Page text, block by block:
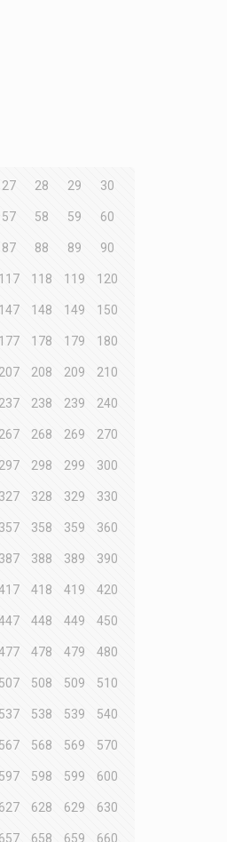
27 28 29 30
57 58 59 60
87 88 89 90
117 118 119 120
147 148 149 150
177 178 179 180
207 208 209 210
237 238 239 240
267 268 269 270
297 298 299 300
327 328 329 330
357 358 359 360
387 388 389 390
418 419 420
448 449 450
478 479 480
507 508 509 510
537 538 539 540
567 568 569 570
597 598 599 600
627 628 629 630
657 658 659 660